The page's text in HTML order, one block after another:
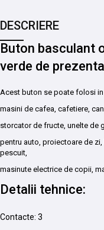
DESCRIERE
Buton basculant
verde de
Acest buton se poate folosi
masini de cafea, cafetiere,
storcator de fructe, unelte de
pentru auto, proiectoare de
pescuit,
masinute electrice de copii,
Detalii tehnice:
Contacte: 3